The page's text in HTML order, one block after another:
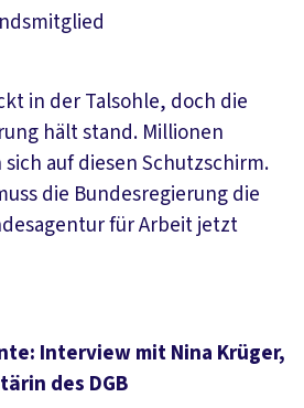
in der Talsohle, doch die
hält stand. Millionen
auf diesen Schutzschirm.
die Bundesregierung die
für Arbeit jetzt
Interview mit Nina Krüger,
des DGB